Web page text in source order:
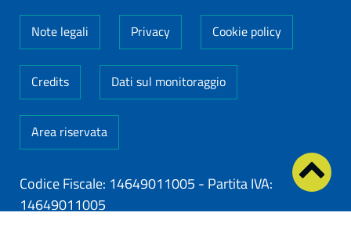
Note legali Privacy Cookie policy
Credits Dati sul monitoraggio
Area riservata
Codice Fiscale: 14649011005 - Partita IVA:
14649011005